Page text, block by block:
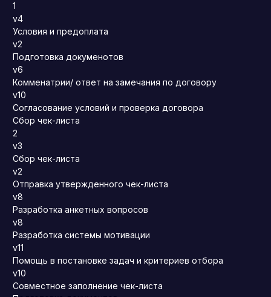
1
v4
Условия и предоплата
v2
Подготовка докуменотов
v6
Комменатрии/ ответ на замечания по договору
v10
Согласование условий и проверка договора
Сбор чек-листа
2
v3
Сбор чек-листа
v2
Отправка утвержденного чек-листа
v8
Разработка анкетных вопросов
v8
Разработка системы мотивации
v11
Помощь в постановке задач и критериев отбора
v10
Совместное заполнение чек-листа